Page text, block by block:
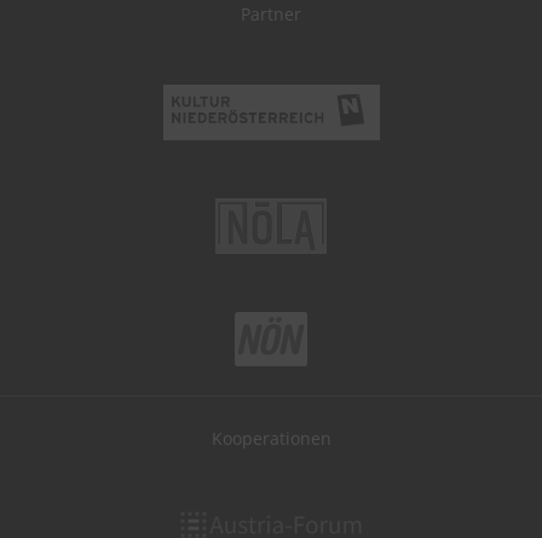
Partner
Kooperationen